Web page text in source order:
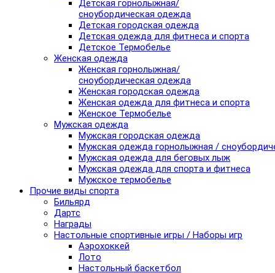
Детская горнолыжная/
сноубордическая одежда
Детская городская одежда
Детская одежда для фитнеса и спорта
Детское Термобелье
Женская одежда
Женская горнолыжная/
сноубордическая одежда
Женская городская одежда
Женская одежда для фитнеса и спорта
Женское Термобелье
Мужская одежда
Мужская городская одежда
Мужская одежда горнолыжная /
Мужская одежда для беговых лыж
Мужская одежда для спорта и фитнеса
Мужское термобелье
Прочие виды спорта
Бильярд
Дартс
Награды
Настольные спортивные игры / Наборы игр
Аэрохоккей
Лото
Настольный баскетбол